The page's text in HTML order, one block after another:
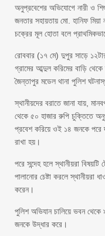
অনুপ্রবেশের অভিযোগে নারী ও
জনতার সহায়তায় মো. হানিফ মিয়া
চক্রের মূল হোতা বলে
রোববার (১৭ মে) দুপুর সাড়ে
গ্রামের আব্দুল করিমের বাড়ি
জৈন্তাপুর মডেল থানা পুলিশ
স্থানীয়দের বরাতে জানা যায়,
থেকে ৫০ হাজার রুপি চুক্তিতে
প্রবেশ করিয়ে ওই ১৪ জনকে পরে
রাখা হয়।
পরে সন্দেহ হলে স্থানীয়রা
পালানোর চেষ্টা করলে স্থানীয়রা
করেন।
পুলিশ অভিযান চালিয়ে ভবন
জনকে উদ্ধার করে।